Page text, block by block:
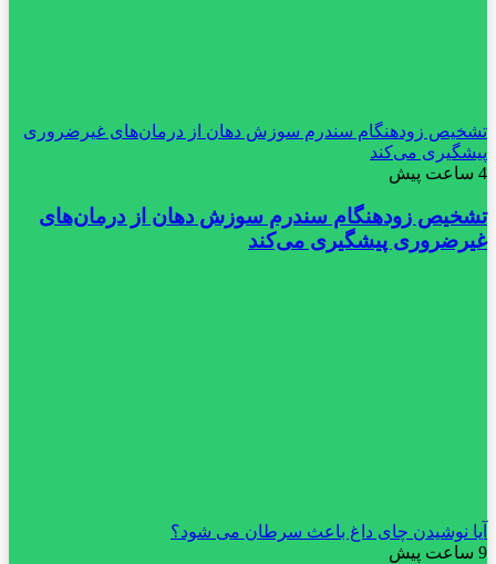
تشخیص زودهنگام سندرم سوزش دهان از درمان‌های غیرضروری
پیشگیری می‌کند
4 ساعت پیش
تشخیص زودهنگام سندرم سوزش دهان از درمان‌های
غیرضروری پیشگیری می‌کند
آیا نوشیدن چای داغ باعث سرطان می شود؟
9 ساعت پیش